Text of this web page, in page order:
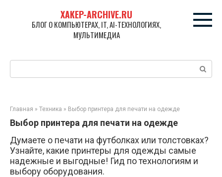
XAKEP-ARCHIVE.RU
БЛОГ О КОМПЬЮТЕРАХ, IT, AI-ТЕХНОЛОГИЯХ,
МУЛЬТИМЕДИА
Поиск:
Главная » Техника » Выбор принтера для печати на одежде
Выбор принтера для печати на одежде
Думаете о печати на футболках или толстовках?
Узнайте, какие принтеры для одежды самые
надежные и выгодные! Гид по технологиям и
выбору оборудования.